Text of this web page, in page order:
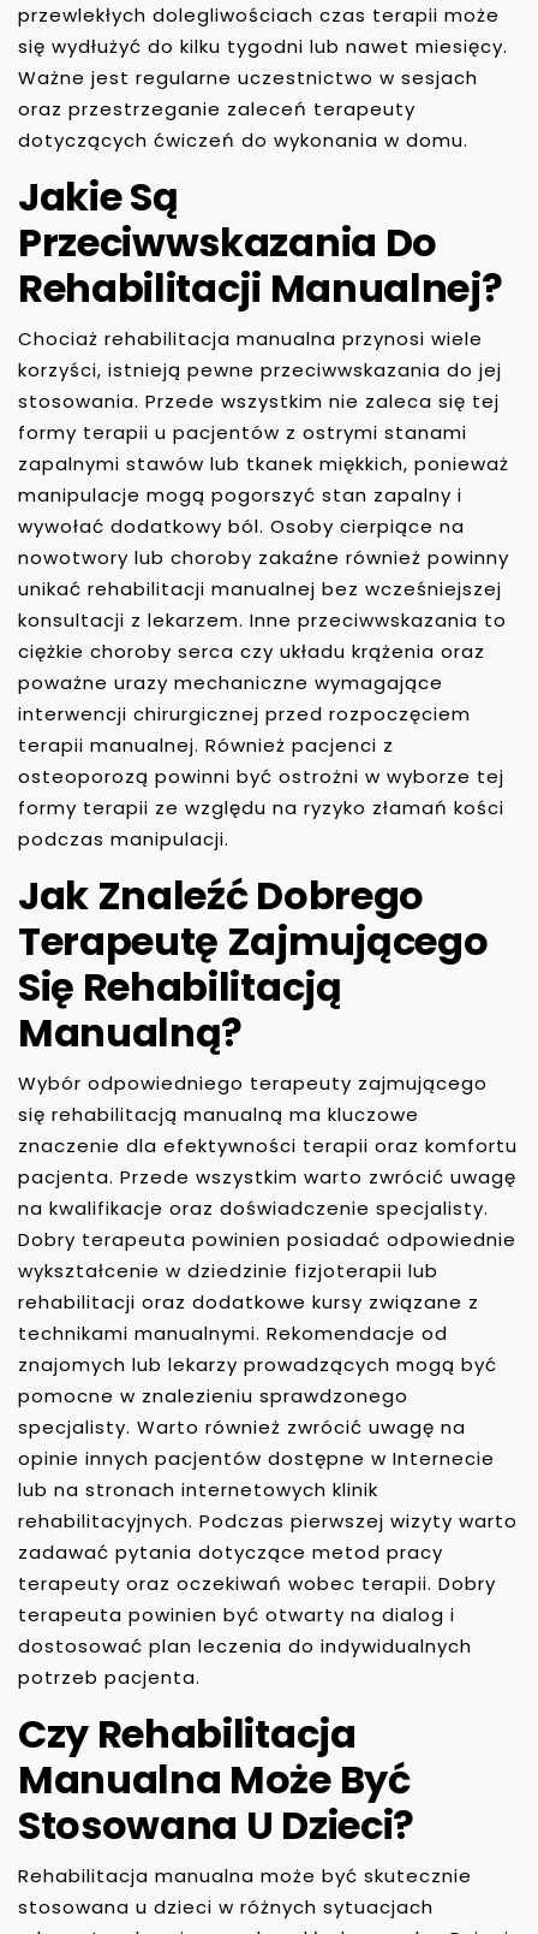
przewlekłych dolegliwościach czas terapii może
się wydłużyć do kilku tygodni lub nawet miesięcy.
Ważne jest regularne uczestnictwo w sesjach
oraz przestrzeganie zaleceń terapeuty
dotyczących ćwiczeń do wykonania w domu.
Jakie Są
Przeciwwskazania Do
Rehabilitacji Manualnej?
Chociaż rehabilitacja manualna przynosi wiele
korzyści, istnieją pewne przeciwwskazania do jej
stosowania. Przede wszystkim nie zaleca się tej
formy terapii u pacjentów z ostrymi stanami
zapalnymi stawów lub tkanek miękkich, ponieważ
manipulacje mogą pogorszyć stan zapalny i
wywołać dodatkowy ból. Osoby cierpiące na
nowotwory lub choroby zakaźne również powinny
unikać rehabilitacji manualnej bez wcześniejszej
konsultacji z lekarzem. Inne przeciwwskazania to
ciężkie choroby serca czy układu krążenia oraz
poważne urazy mechaniczne wymagające
interwencji chirurgicznej przed rozpoczęciem
terapii manualnej. Również pacjenci z
osteoporozą powinni być ostrożni w wyborze tej
formy terapii ze względu na ryzyko złamań kości
podczas manipulacji.
Jak Znaleźć Dobrego
Terapeutę Zajmującego
Się Rehabilitacją
Manualną?
Wybór odpowiedniego terapeuty zajmującego
się rehabilitacją manualną ma kluczowe
znaczenie dla efektywności terapii oraz komfortu
pacjenta. Przede wszystkim warto zwrócić uwagę
na kwalifikacje oraz doświadczenie specjalisty.
Dobry terapeuta powinien posiadać odpowiednie
wykształcenie w dziedzinie fizjoterapii lub
rehabilitacji oraz dodatkowe kursy związane z
technikami manualnymi. Rekomendacje od
znajomych lub lekarzy prowadzących mogą być
pomocne w znalezieniu sprawdzonego
specjalisty. Warto również zwrócić uwagę na
opinie innych pacjentów dostępne w Internecie
lub na stronach internetowych klinik
rehabilitacyjnych. Podczas pierwszej wizyty warto
zadawać pytania dotyczące metod pracy
terapeuty oraz oczekiwań wobec terapii. Dobry
terapeuta powinien być otwarty na dialog i
dostosować plan leczenia do indywidualnych
potrzeb pacjenta.
Czy Rehabilitacja
Manualna Może Być
Stosowana U Dzieci?
Rehabilitacja manualna może być skutecznie
stosowana u dzieci w różnych sytuacjach